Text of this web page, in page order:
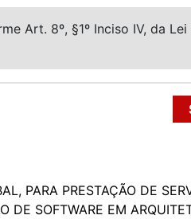
Art. 8º, §1º Inciso IV, da Lei
PARA PRESTAÇÃO DE
DE SOFTWARE EM